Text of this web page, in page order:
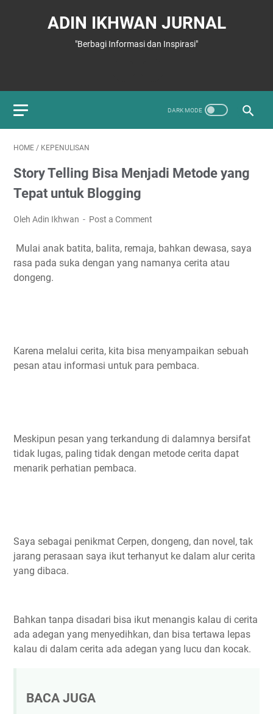
ADIN IKHWAN JURNAL
"Berbagi Informasi dan Inspirasi"
HOME / KEPENULISAN
Story Telling Bisa Menjadi Metode yang
Tepat untuk Blogging
Oleh Adin Ikhwan Post a Comment
Mulai anak batita, balita, remaja, bahkan dewasa, saya
rasa pada suka dengan yang namanya cerita atau
dongeng.
Karena melalui cerita, kita bisa menyampaikan sebuah
pesan atau informasi untuk para pembaca.
Meskipun pesan yang terkandung di dalamnya bersifat
tidak lugas, paling tidak dengan metode cerita dapat
menarik perhatian pembaca.
Saya sebagai penikmat Cerpen, dongeng, dan novel, tak
jarang perasaan saya ikut terhanyut ke dalam alur cerita
yang dibaca.
Bahkan tanpa disadari bisa ikut menangis kalau di cerita
ada adegan yang menyedihkan, dan bisa tertawa lepas
kalau di dalam cerita ada adegan yang lucu dan kocak.
BACA JUGA